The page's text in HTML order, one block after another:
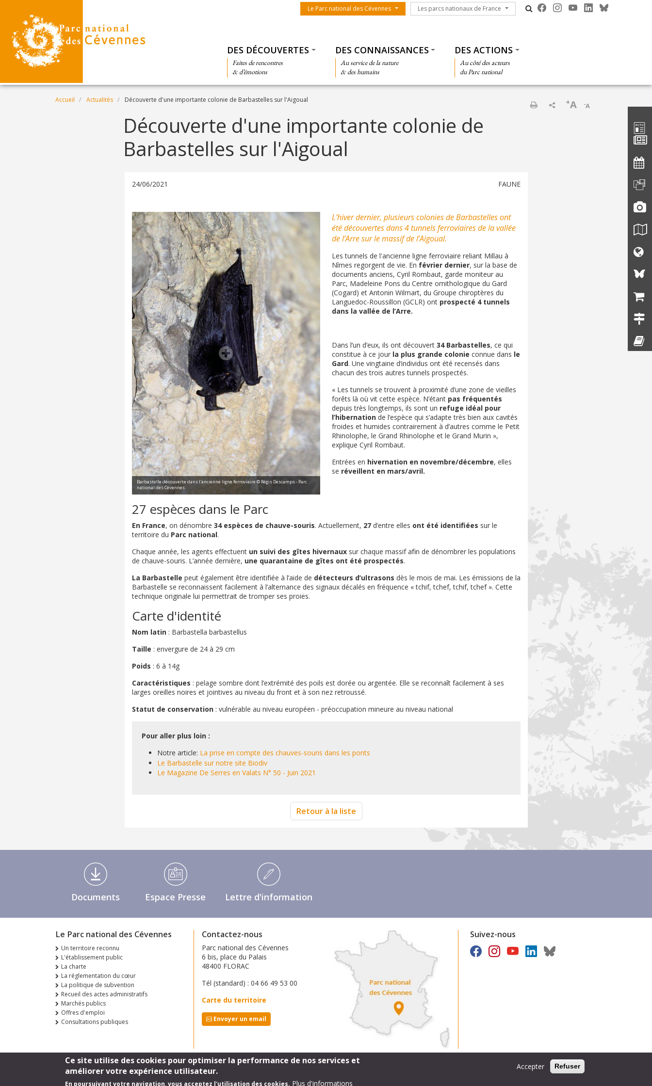
Menu du parc
Le Parc national des Cévennes Les parcs nationaux de France
Les parcs nationaux de France
DES DÉCOUVERTES
Faites de rencontres
& d’émotions
DES CONNAISSANCES
Au service de la nature
& des humains
DES ACTIONS
Au côté des acteurs
du Parc national
Fil d'Ariane
Accueil Actualités Découverte d'une importante colonie de Barbastelles sur l'Aigoual
-A
+A
Découverte d'une importante colonie de
Barbastelles sur l'Aigoual
24/06/2021 FAUNE
Barbastelle découverte dans l'ancienne ligne ferroviaire © Régis Descamps - Parc
national des Cévennes
L’hiver dernier, plusieurs colonies de Barbastelles ont
été découvertes dans 4 tunnels ferroviaires de la vallée
de l’Arre sur le massif de l’Aigoual.
Les tunnels de l'ancienne ligne ferroviaire reliant Millau à
Nîmes regorgent de vie. En février dernier, sur la base de
documents anciens, Cyril Rombaut, garde moniteur au
Parc, Madeleine Pons du Centre ornithologique du Gard
(Cogard) et Antonin Wilmart, du Groupe chiroptères du
Languedoc-Roussillon (GCLR) ont prospecté 4 tunnels
dans la vallée de l’Arre.
Dans l’un d’eux, ils ont découvert 34 Barbastelles, ce qui
constitue à ce jour la plus grande colonie connue dans le
Gard. Une vingtaine d’individus ont été recensés dans
chacun des trois autres tunnels prospectés.
« Les tunnels se trouvent à proximité d’une zone de vieilles
forêts là où vit cette espèce. N’étant pas fréquentés
depuis très longtemps, ils sont un refuge idéal pour
l’hibernation de l’espèce qui s’adapte très bien aux cavités
froides et humides contrairement à d’autres comme le Petit
Rhinolophe, le Grand Rhinolophe et le Grand Murin »,
explique Cyril Rombaut.
Entrées en hivernation en novembre/décembre, elles
se réveillent en mars/avril.
27 espèces dans le Parc
En France, on dénombre 34 espèces de chauve-souris. Actuellement, 27d’entre elles ont été identiﬁées sur le
territoire du Parc national.
Chaque année, les agents effectuentun suivi des gîtes hivernauxsur chaque massif aﬁn de dénombrer les populations
de chauve-souris. L’année dernière, une quarantaine de gîtes ont été prospectés.
La Barbastelle peut également être identiﬁée à l’aide de détecteurs d’ultrasons dès le mois de mai. Les émissions de la
Barbastelle se reconnaissent facilement à l’alternance des signaux décalés en fréquence « tchif, tchef, tchif, tchef ». Cette
technique originale lui permettrait de tromper ses proies.
Carte d'identité
Nom latin: Barbastella barbastellus
Taille : envergure de 24 à 29 cm
Poids : 6 à 14g
Caractéristiques : pelage sombre dont l’extrémité des poils est dorée ou argentée. Elle se reconnaît facilement à ses
larges oreilles noires et jointives au niveau du front et à son nez retroussé.
Statut de conservation: vulnérable au niveau européen - préoccupation mineure au niveau national
Pour aller plus loin :
Notre article: La prise en compte des chauves-souris dans les ponts
Le Barbastelle sur notre site Biodiv
Le Magazine De Serres en Valats N° 50 - Juin 2021
Retour à la liste
Médiathèque Footer
Documents Espace Presse Lettre d'information
Le Parc national des Cévennes
Un territoire reconnu
L'établissement public
La charte
La réglementation du cœur
La politique de subvention
Recueil des actes administratifs
Marchés publics
Offres d'emploi
Consultations publiques
Contactez-nous
Parc national des Cévennes
6 bis, place du Palais
48400 FLORAC
Tél (standard) : 04 66 49 53 00
Carte du territoire
Envoyer un email
Suivez-nous
Footer
mentions légales
Ce site utilise des cookies pour optimiser la performance de nos services et
améliorer votre expérience utilisateur.
En poursuivant votre navigation, vous acceptez l'utilisation des cookies. Plus d'informations
Accepter Refuser